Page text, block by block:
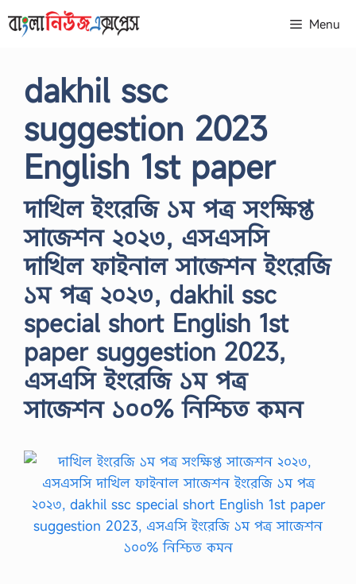
to
Menu
dakhil ssc
suggestion 2023
English 1st paper
দাখিল ইংরেজি ১ম পত্র সংক্ষিপ্ত
সাজেশন ২০২৩, এসএসসি
দাখিল ফাইনাল সাজেশন ইংরেজি
১ম পত্র ২০২৩, dakhil ssc
special short English 1st
paper suggestion 2023,
এসএসি ইংরেজি ১ম পত্র
সাজেশন ১০০% নিশ্চিত কমন